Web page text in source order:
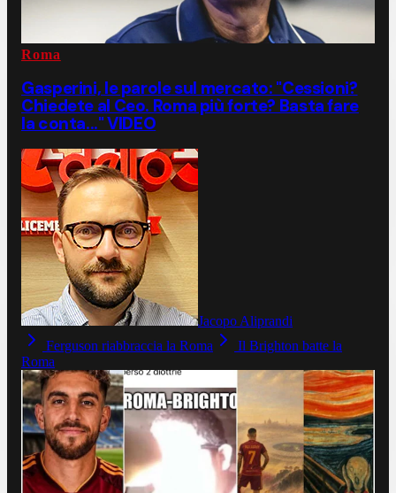
Roma
Gasperini, le parole sul mercato: "Cessioni?
Chiedete al Ceo. Roma più forte? Basta fare
la conta..." VIDEO
Jacopo Aliprandi
Ferguson riabbraccia la Roma
Il Brighton batte la
Roma